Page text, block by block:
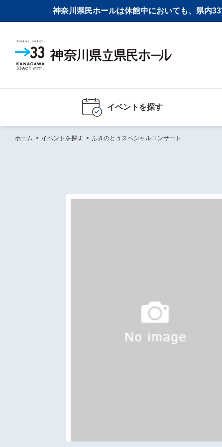
神奈川県民ホールは休館中においても、県内
イベントを探す
ホーム > イベントを探す > ふきのとうスペシャルコンサート